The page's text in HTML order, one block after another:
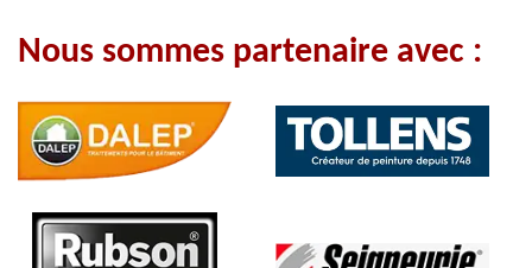
Nous sommes partenaire avec :